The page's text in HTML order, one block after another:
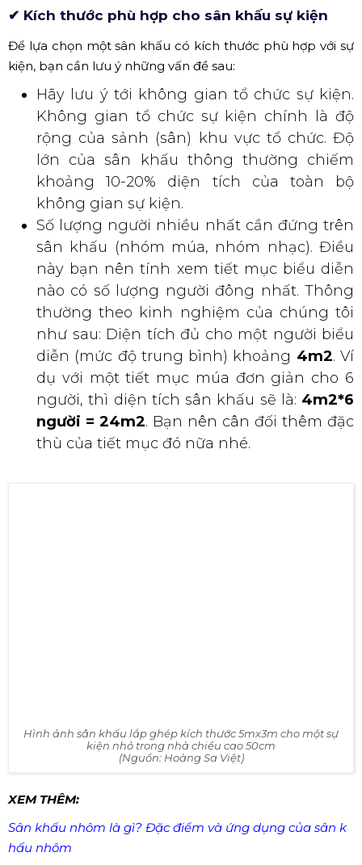
✔ Kích thước phù hợp cho sân khấu sự kiện
Để lựa chọn một sân khấu có kích thước phù hợp với sự
kiện, bạn cần lưu ý những vấn đề sau:
Hãy lưu ý tới không gian tổ chức sự kiện.
Không gian tổ chức sự kiện chính là độ
rộng của sảnh (sân) khu vực tổ chức. Độ
lớn của sân khấu thông thường chiếm
khoảng 10-20% diện tích của toàn bộ
không gian sự kiện.
Số lượng người nhiều nhất cần đứng trên
sân khấu (nhóm múa, nhóm nhạc). Điều
này bạn nên tính xem tiết mục biểu diễn
nào có số lượng người đông nhất. Thông
thường theo kinh nghiệm của chúng tôi
như sau: Diện tích đủ cho một người biểu
diễn (mức độ trung bình) khoảng 4m2. Ví
dụ với một tiết mục múa đơn giản cho 6
người, thì diện tích sân khấu sẽ là: 4m2*6
người = 24m2. Bạn nên cân đối thêm đặc
thù của tiết mục đó nữa nhé.
Hình ảnh sân khấu lắp ghép kích thước 5mx3m cho một sự